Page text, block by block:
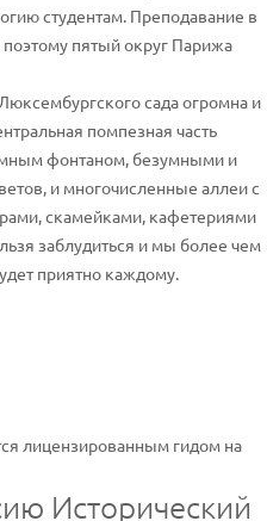
студентам. Преподавание в
пятый округ Парижа
сада огромна и
помпезная часть
фонтаном, безумными и
и многочисленные аллеи с
скамейками, кафетериями
заблудиться и мы более чем
приятно каждому.
лицензированным гидом на
Исторический